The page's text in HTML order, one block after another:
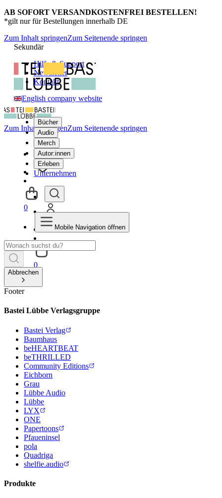
AB SOFORT VERSANDKOSTENFREI BESTELLEN!
*gilt nur für Bestellungen innerhalb DE
Zum Inhalt springenZum Seitenende springen
Sekundär
Hilfe & Support
Newsletter
Kontakt
English company website
Bücher
Audio
Merch
Autor:innen
Erleben
Unternehmen
0
Zum Inhalt springenZum Seitenende springen
0
Mobile Navigation öffnen
Abbrechen
Footer
Bastei Lübbe Verlagsgruppe
Bastei Verlag
Baumhaus
beHEARTBEAT
beTHRILLED
Community Editions
Eichborn
Grau
Lübbe Audio
Lübbe
LYX
ONE
Papertoons
Pfaueninsel
pola
Quadriga
shelfie.audio
Produkte